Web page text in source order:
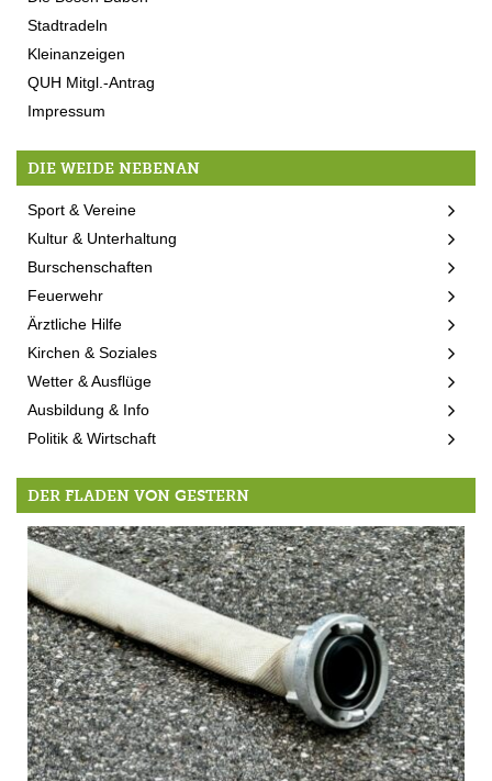
Stadtradeln
Kleinanzeigen
QUH Mitgl.-Antrag
Impressum
DIE WEIDE NEBENAN
Sport & Vereine
Kultur & Unterhaltung
Burschenschaften
Feuerwehr
Ärztliche Hilfe
Kirchen & Soziales
Wetter & Ausflüge
Ausbildung & Info
Politik & Wirtschaft
DER FLADEN VON GESTERN